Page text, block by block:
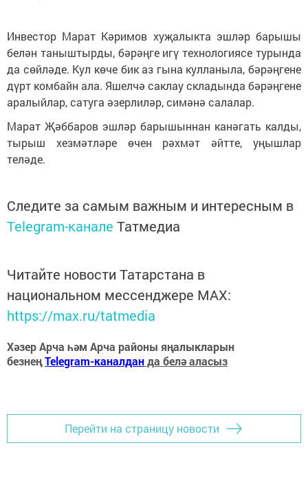
Инвестор Марат Кәримов хуҗалыкта эшләр барышы
белән таныштырды, бәрәңге игү технологиясе турында
да сөйләде. Кул көче бик аз гына кулланыла, бәрәңгене
дүрт комбайн ала. Яшелчә саклау складында бәрәңгене
аралыйлар, сатуга әзерлиләр, симәнә салалар.
Марат Җәббаров эшләр барышыннан канәгать калды,
тырыш хезмәтләре өчен рәхмәт әйтте, уңышлар
теләде.
Следите за самым важным и интересным в
Telegram-канале Татмедиа
Читайте новости Татарстана в
национальном мессенджере MАХ:
https://max.ru/tatmedia
Хәзер Арча һәм Арча районы яңалыкларын
безнеңTelegram-каналданда белә аласыз
Перейти на страницу новости